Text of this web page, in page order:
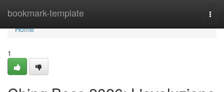
bookmark-template
Home
Home
1